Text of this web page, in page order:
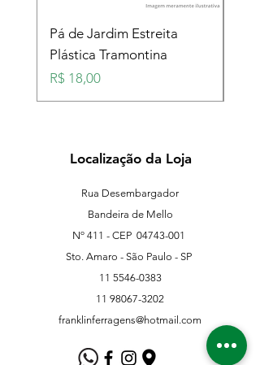
Pá de Jardim Estreita
Plástica Tramontina
Preço
R$ 18,00
Localização da Loja
Rua Desembargador
Bandeira de Mello
Nº 411 - CEP 04743-001
Sto. Amaro - São Paulo - SP
11 5546-0383
11 98067-3202
franklinferragens@hotmail.com